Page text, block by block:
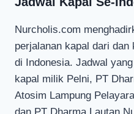
Nurcholis.com
perjalanan kapal dari dan
di Indonesia. Jadwal
kapal milik Pelni, PT
Atosim Lampung